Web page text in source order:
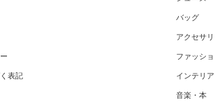
表記
バッグ
アクセサ
ファッシ
インテリア
音楽・本